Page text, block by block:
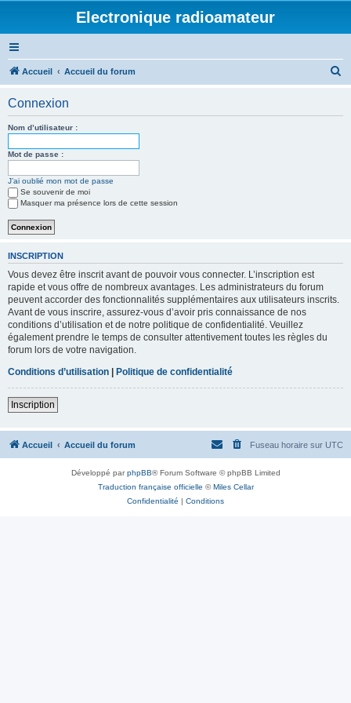
Electronique radioamateur
Accueil Accueil du forum
Connexion
Nom d’utilisateur :
Mot de passe :
J’ai oublié mon mot de passe
Se souvenir de moi
Masquer ma présence lors de cette session
INSCRIPTION
Vous devez être inscrit avant de pouvoir vous connecter. L’inscription est
rapide et vous offre de nombreux avantages. Les administrateurs du forum
peuvent accorder des fonctionnalités supplémentaires aux utilisateurs inscrits.
Avant de vous inscrire, assurez-vous d’avoir pris connaissance de nos
conditions d’utilisation et de notre politique de confidentialité. Veuillez
également prendre le temps de consulter attentivement toutes les règles du
forum lors de votre navigation.
Conditions d’utilisation | Politique de confidentialité
Inscription
Accueil Accueil du forum Fuseau horaire sur UTC
Développé parphpBB® Forum Software © phpBB Limited
Traduction française officielle ©Miles Cellar
Confidentialité | Conditions